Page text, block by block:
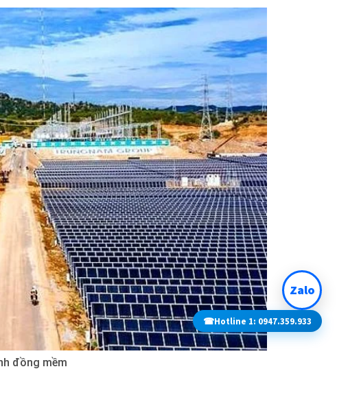
đồng mềm
Zalo
☎Hotline 1: 0947.359.933